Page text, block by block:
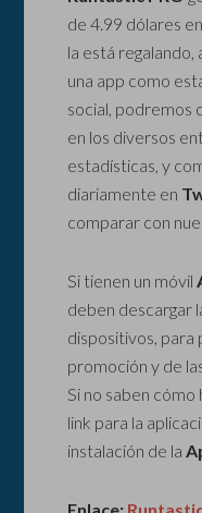
de 4.99 dólares en
la está regalando,
una app como
social, podremos
en los diversos
estadísticas, y
diariamente en
comparar con
Si tienen un móvil
deben descargar
dispositivos,
promoción y de
Si no saben cómo
link para la
instalación de la